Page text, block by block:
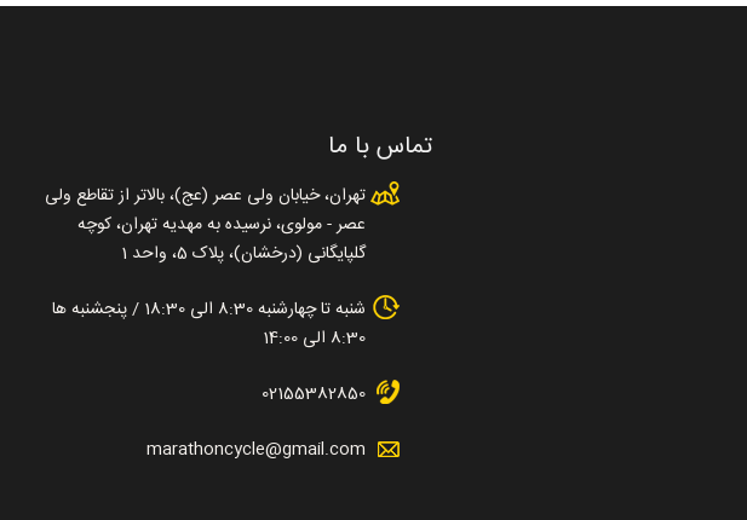
تماس با ما
تهران، خیابان ولی عصر (عج)، بالاتر از تقاطع ولی
عصر - مولوی، نرسیده به مهدیه تهران، کوچه
گلپایگانی (درخشان)، پلاک 5، واحد 1
شنبه تا چهارشنبه 8:30 الی 18:30 / پنجشنبه ها
8:30 الی 14:00
02155382850
marathoncycle@gmail.com